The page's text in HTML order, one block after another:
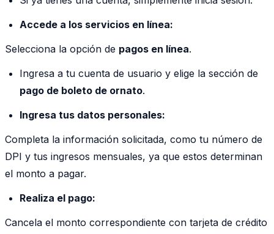
Accede a los servicios en línea:
Selecciona la opción de pagos en línea.
Ingresa a tu cuenta de usuario y elige la sección de
pago de boleto de ornato.
Ingresa tus datos personales:
Completa la información solicitada, como tu número de
DPI y tus ingresos mensuales, ya que estos determinan
el monto a pagar.
Realiza el pago:
Cancela el monto correspondiente con tarjeta de crédito